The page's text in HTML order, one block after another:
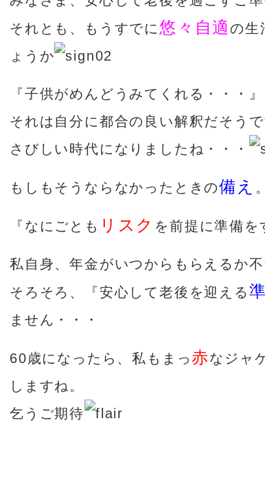
それとも、もうすでに悠々自適の生
ょうか
『子供がめんどうみてくれる・・・』
それは自分に都合の良い解釈だそうで
さびしい時代になりましたね・・・
もしもそうならなかったときの備え 。
『なにごとも リスク を前提に準備を
私自身、年金がいつからもらえるか不
そろそろ、『安心して老後を迎える
ません・・・
60歳になったら、私もまっ赤なジャ
しますね。
乞うご期待